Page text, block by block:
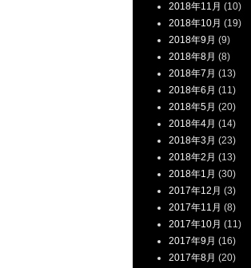
2018年11月 (10)
2018年10月 (19)
2018年9月 (9)
2018年8月 (8)
2018年7月 (13)
2018年6月 (11)
2018年5月 (20)
2018年4月 (14)
2018年3月 (23)
2018年2月 (13)
2018年1月 (30)
2017年12月 (3)
2017年11月 (8)
2017年10月 (11)
2017年9月 (16)
2017年8月 (20)